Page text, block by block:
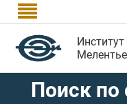

Поиск по